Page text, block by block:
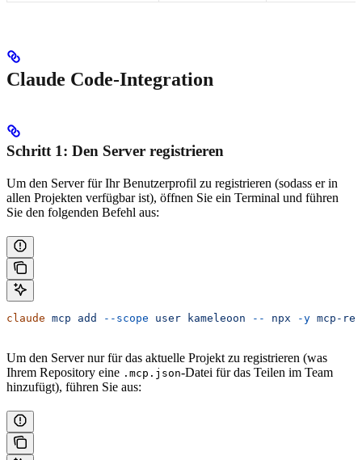
Claude Code-Integration
Schritt 1: Den Server registrieren
Um den Server für Ihr Benutzerprofil zu registrieren (sodass er in
allen Projekten verfügbar ist), öffnen Sie ein Terminal und führen
Sie den folgenden Befehl aus:
claude mcp add --scope user kameleoon -- npx -y mcp-
Um den Server nur für das aktuelle Projekt zu registrieren (was
Ihrem Repository eine .mcp.json-Datei für das Teilen im Team
hinzufügt), führen Sie aus: